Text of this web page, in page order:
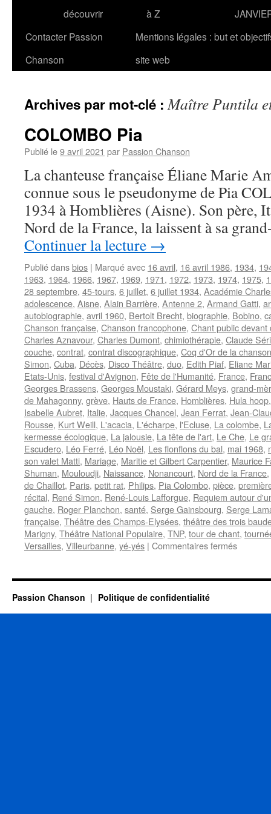
découvrir
à Z
Contacter Passion
Chanson
Mentions légales : but et
site web
Archives par mot-clé :Maître Puntila
COLOMBO Pia
Publié le9 avril 2021 par Passion Chanson
La chanteuse française Éliane Marie
connue sous le pseudonyme de Pia
1934 à Homblières (Aisne). Son père,
Nord de la France, la laissent à sa
Continuer la lecture →
Publié dansbios | Marqué avec 16 avril, 16 avril 1986, 1934,
1963, 1964, 1966, 1967, 1969, 1971, 1972, 1973, 1974, 1975,
28 septembre, 45-tours, 6 juillet, 6 juillet 1934, Académie
adolescence, Aisne, Alain Barrière, Antenne 2, Armand Gatti,
autobiographie, avril 1960, Bertolt Brecht, biographie, Bobino,
Chanson française, Chanson francophone, Chant public
Charles Aznavour, Charles Dumont, chimiothérapie, Claude
couche, contrat, contrat discographique, Coq d'Or de la
Simon, Cuba, Décès, Disco Théâtre, duo, Edith Piaf, Eliane
Etats-Unis, festival d'Avignon, Fête de l'Humanité, France,
Georges Brassens, Georges Moustaki, Gérard Meys, grand-
de Mahagonny, grève, Hauts de France, Homblières, Hula hoop
Isabelle Aubret, Italie, Jacques Chancel, Jean Ferrat, Jean-
Rousse, Kurt Weill, L'acacia, L'écharpe, l'Ecluse, La colombe,
kermesse écologique, La jalousie, La tête de l'art, Le Che, Le
Escudero, Léo Ferré, Léo Noël, Les flonflons du bal, mai 1968,
son valet Matti, Mariage, Maritie et Gilbert Carpentier, Maurice
Shuman, Mouloudji, Naissance, Nonancourt, Nord de la France,
de Chaillot, Paris, petit rat, Philips, Pia Colombo, pièce,
récital, René Simon, René-Louis Lafforgue, Requiem autour
gauche, Roger Planchon, santé, Serge Gainsbourg, Serge
française, Théâtre des Champs-Elysées, théâtre des trois
Marigny, Théâtre National Populaire, TNP, tour de chant,
Versailles, Villeurbanne, yé-yés | Commentaires ferméssur
Passion Chanson Politique de confidentialité